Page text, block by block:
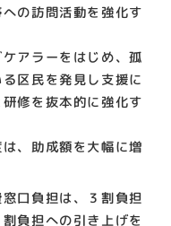
の訪問活動を強化す
アラーをはじめ、孤
区民を発見し支援に
修を抜本的に強化す
、助成額を大幅に増
口負担は、３割負担
負担への引き上げを